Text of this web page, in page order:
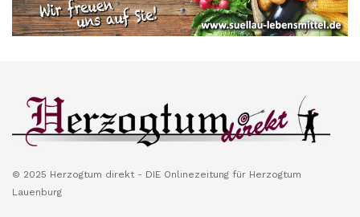
© 2025 Herzogtum direkt - DIE Onlinezeitung für Herzogtum
Lauenburg